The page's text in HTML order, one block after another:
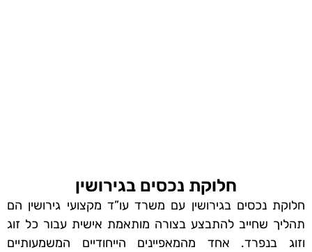
חלוקת נכסים בגירושין
חלוקת נכסים בגירושין עם משרד עו”ד מקצועי גירושין הם
תהליך שחייב להתבצע בצורה מותאמת אישית עבור כל זוג
וזוג בנפרד. אחד מהמאפיינים הייחודיים המשמעותיים